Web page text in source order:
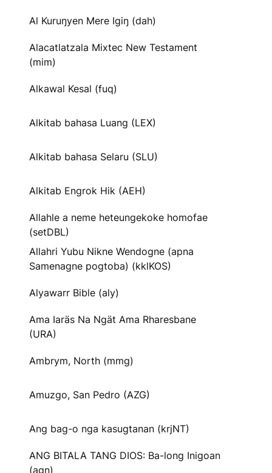
Al Kuruŋyen Mere Igiŋ (dah)
Alacatlatzala Mixtec New Testament
(mim)
Alkawal Kesal (fuq)
Alkitab bahasa Luang (LEX)
Alkitab bahasa Selaru (SLU)
Alkitab Engrok Hik (AEH)
Allahle a neme heteungekoke homofae
(setDBL)
Allahri Yubu Nikne Wendogne (apna
Samenagne pogtoba) (kklKOS)
Alyawarr Bible (aly)
Ama Iaräs Na Ngät Ama Rharesbane
(URA)
Ambrym, North (mmg)
Amuzgo, San Pedro (AZG)
Ang bag-o nga kasugtanan (krjNT)
ANG BITALA TANG DIOS: Ba-long Inigoan
(agn)